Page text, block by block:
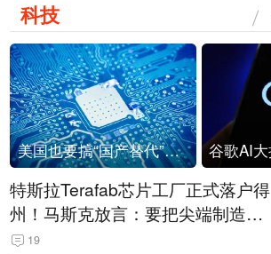
科技
美国也要搞“国产替代”？先算清三笔账
特斯拉Terafab芯片工厂正式落户得
州！马斯克放言：要把尖端制造带
回美国
19